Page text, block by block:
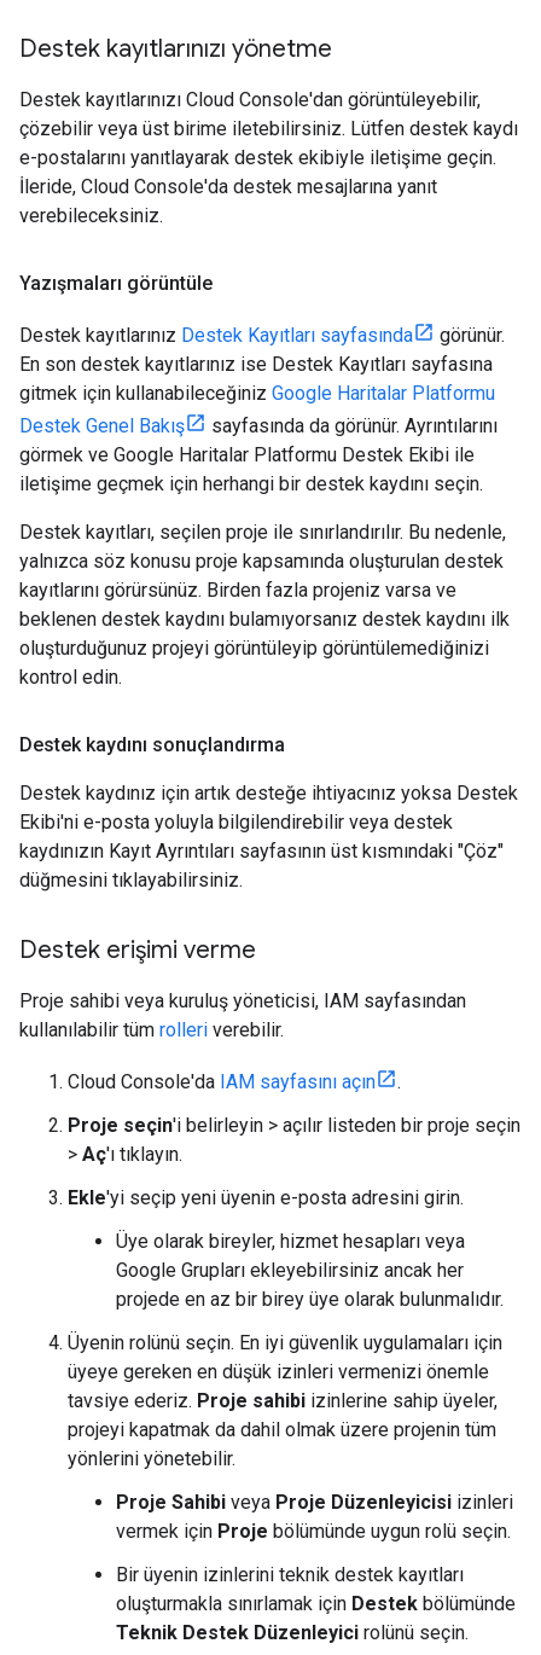
Destek kayıtlarınızı yönetme
Destek kayıtlarınızı Cloud Console'dan görüntüleyebilir,
çözebilir veya üst birime iletebilirsiniz. Lütfen destek kaydı
e-postalarını yanıtlayarak destek ekibiyle iletişime geçin.
İleride, Cloud Console'da destek mesajlarına yanıt
verebileceksiniz.
Yazışmaları görüntüle
Destek kayıtlarınız Destek Kayıtları sayfasında
görünür.
En son destek kayıtlarınız ise Destek Kayıtları sayfasına
gitmek için kullanabileceğiniz Google Haritalar Platformu
Destek Genel Bakış
sayfasında da görünür. Ayrıntılarını
görmek ve Google Haritalar Platformu Destek Ekibi ile
iletişime geçmek için herhangi bir destek kaydını seçin.
Destek kayıtları, seçilen proje ile sınırlandırılır. Bu nedenle,
yalnızca söz konusu proje kapsamında oluşturulan destek
kayıtlarını görürsünüz. Birden fazla projeniz varsa ve
beklenen destek kaydını bulamıyorsanız destek kaydını ilk
oluşturduğunuz projeyi görüntüleyip görüntülemediğinizi
kontrol edin.
Destek kaydını sonuçlandırma
Destek kaydınız için artık desteğe ihtiyacınız yoksa Destek
Ekibi'ni e-posta yoluyla bilgilendirebilir veya destek
kaydınızın Kayıt Ayrıntıları sayfasının üst kısmındaki "Çöz"
düğmesini tıklayabilirsiniz.
Destek erişimi verme
Proje sahibi veya kuruluş yöneticisi, IAM sayfasından
kullanılabilir tüm rolleri verebilir.
Cloud Console'da IAM sayfasını açın
.
Proje seçin'i belirleyin > açılır listeden bir proje seçin
> Aç'ı tıklayın.
Ekle'yi seçip yeni üyenin e-posta adresini girin.
Üye olarak bireyler, hizmet hesapları veya
Google Grupları ekleyebilirsiniz ancak her
projede en az bir birey üye olarak bulunmalıdır.
Üyenin rolünü seçin. En iyi güvenlik uygulamaları için
üyeye gereken en düşük izinleri vermenizi önemle
tavsiye ederiz. Proje sahibi izinlerine sahip üyeler,
projeyi kapatmak da dahil olmak üzere projenin tüm
yönlerini yönetebilir.
Proje Sahibi veya Proje Düzenleyicisi izinleri
vermek için Proje bölümünde uygun rolü seçin.
Bir üyenin izinlerini teknik destek kayıtları
oluşturmakla sınırlamak için Destek bölümünde
Teknik Destek Düzenleyici rolünü seçin.